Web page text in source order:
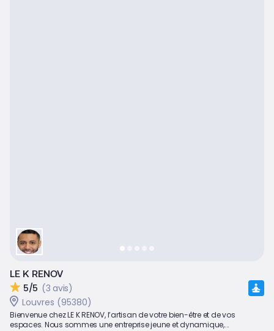
LE K RENOV
5/5 (3 avis)
Louvres (95380)
Bienvenue chez LE K RENOV, l’artisan de votre bien-être et de vos
espaces. Nous sommes une entreprise jeune et dynamique,...